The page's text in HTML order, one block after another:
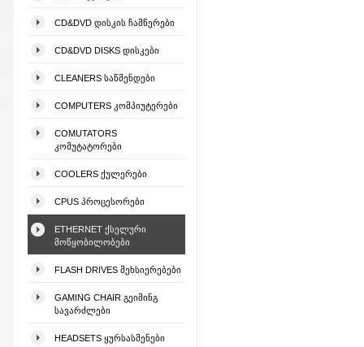
CD&DVD ᲓᲘᲡᲙᲘᲡ ᲩᲐᲛᲬᲔᲠᲔᲑᲘ
CD&DVD DISKS ᲓᲘᲡᲙᲔᲑᲘ
CLEANERS ᲡᲐᲬᲛᲔᲜᲓᲔᲑᲘ
COMPUTERS ᲙᲝᲛᲞᲘᲣᲢᲔᲠᲔᲑᲘ
COMUTATORS
ᲙᲝᲛᲣᲢᲐᲢᲝᲠᲔᲑᲘ
COOLERS ᲥᲣᲚᲔᲠᲔᲑᲘ
CPUS ᲞᲠᲝᲪᲔᲡᲝᲠᲔᲑᲘ
ETHERNET ᲥᲡᲔᲚᲣᲠᲘ
ᲛᲝᲬᲧᲝᲑᲘᲚᲝᲑᲔᲑᲘ
FLASH DRIVES ᲛᲔᲮᲡᲘᲔᲠᲔᲑᲔᲑᲘ
GAMING CHAIR ᲒᲔᲘᲛᲘᲜᲒ
ᲡᲐᲕᲐᲠᲫᲚᲔᲑᲘ
HEADSETS ᲧᲣᲠᲡᲐᲡᲛᲔᲜᲔᲑᲘ